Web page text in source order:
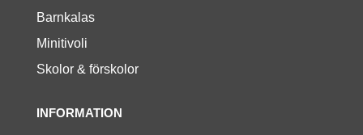
Barnkalas
Minitivoli
Skolor & förskolor
INFORMATION